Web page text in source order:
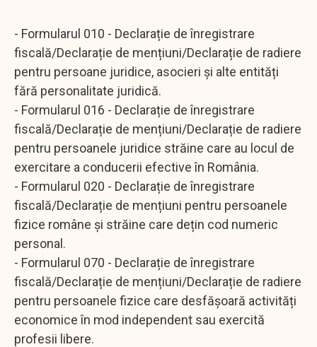
- Formularul 010 - Declarație de înregistrare
fiscală/Declarație de mențiuni/Declarație de radiere
pentru persoane juridice, asocieri și alte entități
fără personalitate juridică.
- Formularul 016 - Declarație de înregistrare
fiscală/Declarație de mențiuni/Declarație de radiere
pentru persoanele juridice străine care au locul de
exercitare a conducerii efective în România.
- Formularul 020 - Declarație de înregistrare
fiscală/Declarație de mențiuni pentru persoanele
fizice române și străine care dețin cod numeric
personal.
- Formularul 070 - Declarație de înregistrare
fiscală/Declarație de mențiuni/Declarație de radiere
pentru persoanele fizice care desfășoară activități
economice în mod independent sau exercită
profesii libere.